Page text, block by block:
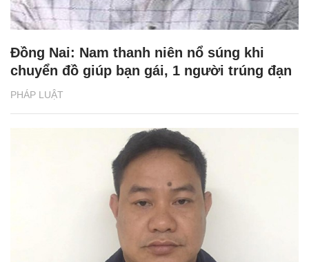
PHÁP LUẬT
Đồng Nai: Nam thanh niên nổ súng khi
chuyển đồ giúp bạn gái, 1 người trúng đạn